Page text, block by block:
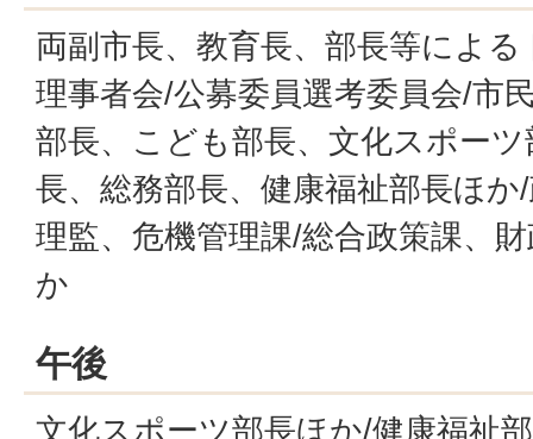
両副市長、教育長、部長等によ
理事者会/公募委員選考委員会/市
部長、こども部長、文化スポー
長、総務部長、健康福祉部長ほ
理監、危機管理課/総合政策課、
か
午後
文化スポーツ部長ほか/健康福祉